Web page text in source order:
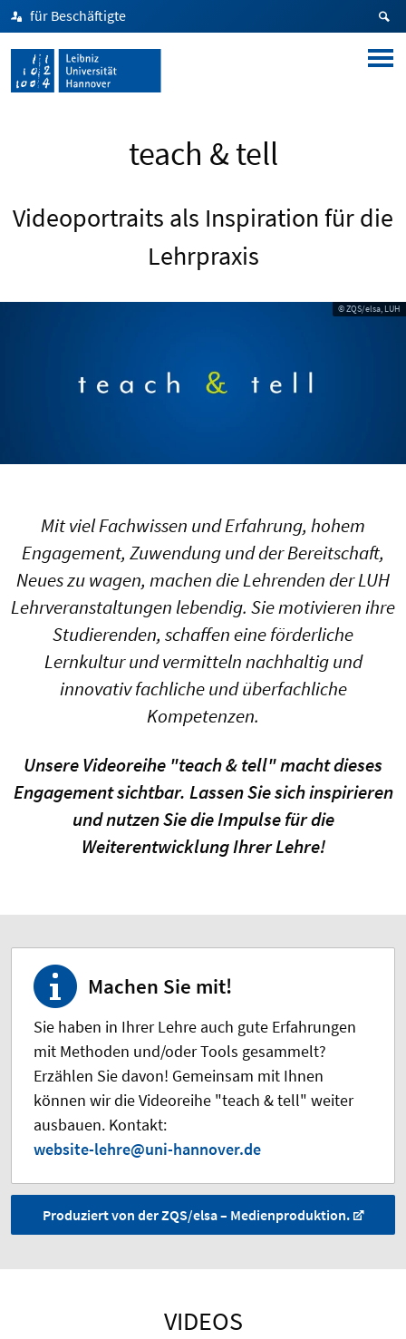
für Beschäftigte
teach & tell
Videoportraits als Inspiration für die
Lehrpraxis
© ZQS/elsa, LUH
Mit viel Fachwissen und Erfahrung, hohem
Engagement, Zuwendung und der Bereitschaft,
Neues zu wagen, machen die Lehrenden der LUH
Lehrveranstaltungen lebendig. Sie motivieren ihre
Studierenden, schaffen eine förderliche
Lernkultur und vermitteln nachhaltig und
innovativ fachliche und überfachliche
Kompetenzen.
Unsere Videoreihe "teach & tell" macht dieses
Engagement sichtbar. Lassen Sie sich inspirieren
und nutzen Sie die Impulse für die
Weiterentwicklung Ihrer Lehre!
Machen Sie mit!
Sie haben in Ihrer Lehre auch gute Erfahrungen
mit Methoden und/oder Tools gesammelt?
Erzählen Sie davon! Gemeinsam mit Ihnen
können wir die Videoreihe "teach & tell" weiter
ausbauen. Kontakt:
website-lehre@uni-hannover.de
Produziert von der ZQS/elsa – Medienproduktion.
VIDEOS